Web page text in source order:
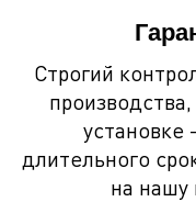
Строгий
установке
длительного
на нашу